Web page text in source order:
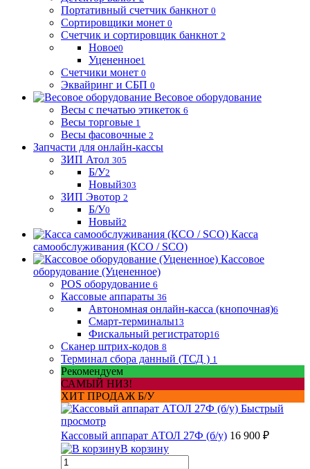
Портативный счетчик банкнот 0
Сортировщики монет 0
Счетчик и сортировщик банкнот 2
Новое0
Уцененное1
Счетчики монет 0
Эквайринг и СБП 0
Весовое оборудование
Весы с печатью этикеток 6
Весы торговые 1
Весы фасовочные 2
Запчасти для онлайн-кассы
ЗИП Атол 305
Б/У2
Новый303
ЗИП Эвотор 2
Б/У0
Новый2
Касса
самообслуживания (КСО / SCO)
Кассовое
оборудование (Уцененное)
POS оборудование 6
Кассовые аппараты 36
Автономная онлайн-касса (кнопочная)6
Смарт-терминалы13
Фискальный регистратор16
Сканер штрих-кодов 8
Терминал сбора данный (ТСД ) 1
Рекомендуем
САМЫЙ НИЗ!
ХИТ ПРОДАЖ Б/У
Быстрый
просмотр
Кассовый аппарат АТОЛ 27Ф (б/у) 16 900 ₽
В корзину